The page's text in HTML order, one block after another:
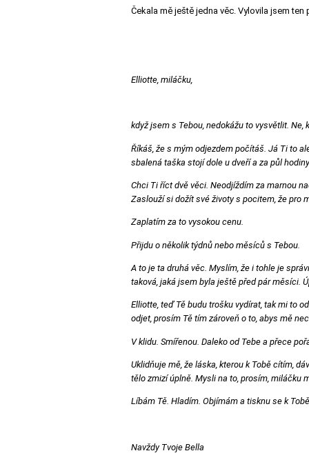
Čekala mě ještě jedna věc. Vylovila jsem
Elliotte, miláčku,
když jsem s Tebou, nedokážu to vysvětlit.
Říkáš, že s mým odjezdem počítáš. Já Ti to
sbalená taška stojí dole u dveří a za půl
Chci Ti říct dvě věci. Neodjíždím za marnou
Zaslouží si dožít své životy s pocitem, že pro
Zaplatím za to vysokou cenu.
Přijdu o několik týdnů nebo měsíců s Tebou.
A to je ta druhá věc. Myslím, že i tohle je
taková, jaká jsem byla ještě před pár měsíci.
Elliotte, teď Tě budu trošku vydírat, tak mi to
odjet, prosím Tě tím zároveň o to, abys mě
V klidu. Smířenou. Daleko od Tebe a přece
Uklidňuje mě, že láska, kterou k Tobě cítím,
tělo zmizí úplně. Mysli na to, prosím, miláčku
Líbám Tě. Hladím. Objímám a tisknu se k
Navždy Tvoje Bella